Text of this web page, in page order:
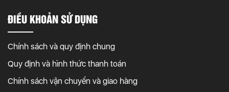
ĐIỀU KHOẢN SỬ DỤNG
Chính sách và quy định chung
Quy định và hình thức thanh toán
Chính sách vận chuyển và giao hàng